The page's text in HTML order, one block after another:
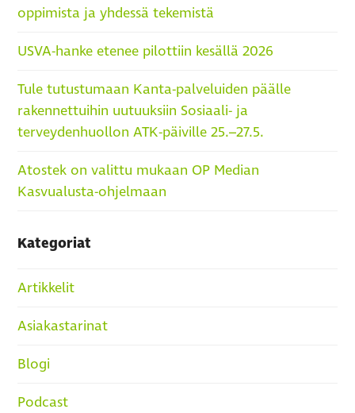
oppimista ja yhdessä tekemistä
USVA-hanke etenee pilottiin kesällä 2026
Tule tutustumaan Kanta-palveluiden päälle
rakennettuihin uutuuksiin Sosiaali- ja
terveydenhuollon ATK-päiville 25.–27.5.
Atostek on valittu mukaan OP Median
Kasvualusta-ohjelmaan
Kategoriat
Artikkelit
Asiakastarinat
Blogi
Podcast